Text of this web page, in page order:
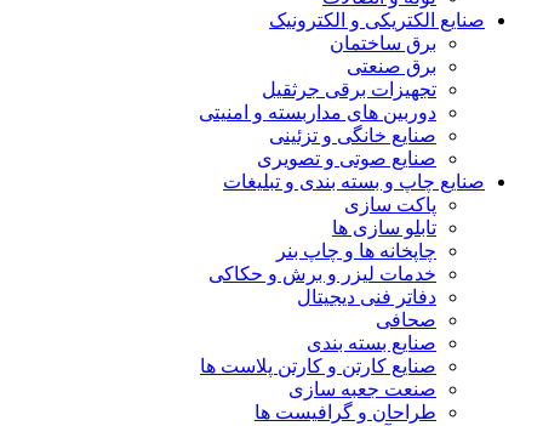
صنایع الکتریکی و الکترونیک
برق ساختمان
برق صنعتی
تجهیزات برقی جرثقیل
دوربین های مداربسته و امنیتی
صنایع خانگی و تزئینی
صنایع صوتی و تصویری
صنایع چاپ و بسته بندی و تبلیغات
پاکت سازی
تابلو سازی ها
چاپخانه ها و چاپ بنر
خدمات لیزر و برش و حکاکی
دفاتر فنی دیجیتال
صحافی
صنایع بسته بندی
صنایع کارتن و کارتن پلاست ها
صنعت جعبه سازی
طراحان و گرافیست ها